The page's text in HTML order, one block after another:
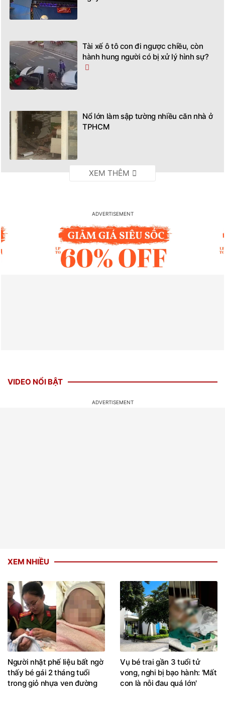
Tài xế ô tô con đi ngược chiều, còn
hành hung người có bị xử lý hình sự?
Nổ lớn làm sập tường nhiều căn nhà ở
TPHCM
VIDEO NỔI BẬT
XEM NHIỀU
Người nhặt phế liệu bất ngờ
thấy bé gái 2 tháng tuổi
trong giỏ nhựa ven đường
Vụ bé trai gần 3 tuổi tử
vong, nghi bị bạo hành: 'Mất
con là nỗi đau quá lớn'